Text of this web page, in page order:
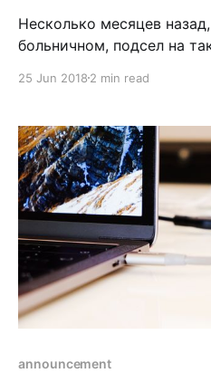
Несколько месяцев
больничном, подсел на
“прошел” Dark Souls Remastered.
игрок проходит игру и
секреты, которые вы
самостоятельного
25 Jun 2018 2 min read
announcement